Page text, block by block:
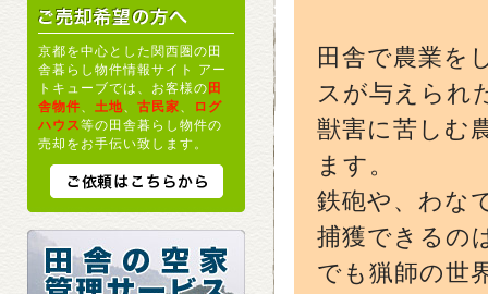
田舎で農業を
スが与えられ
獣害に苦しむ
ます。
鉄砲や、わな
捕獲できるの
でも猟師の世
京都を中心とした関西圏の田
舎暮らし物件情報サイト アー
トキューブでは、お客様の田
舎物件
土地 古民家
ログ
ハウス等の田舎暮らし物件の
売却をお手伝い致します。